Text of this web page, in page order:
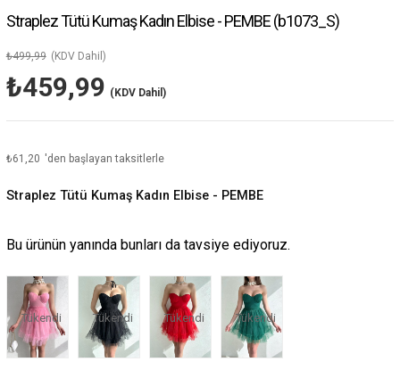
Straplez Tütü Kumaş Kadın Elbise - PEMBE(b1073_S)
₺499,99 (KDV Dahil)
₺459,99 (KDV Dahil)
₺61,20 'den başlayan taksitlerle
Straplez Tütü Kumaş Kadın Elbise - PEMBE
Bu ürünün yanında bunları da tavsiye ediyoruz.
Tükendi Tükendi Tükendi Tükendi